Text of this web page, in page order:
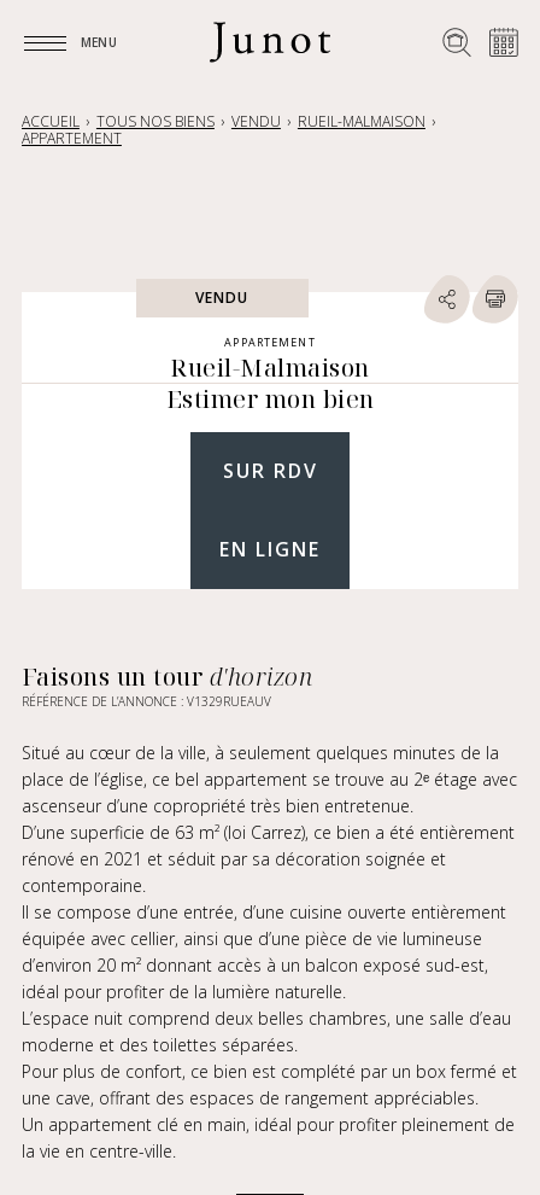
MENU
ACCUEIL TOUS NOS BIENS VENDU
RUEIL-MALMAISON
APPARTEMENT
VENDU
APPARTEMENT
Rueil-Malmaison
Estimer mon bien
SUR RDV
EN LIGNE
Faisons un tour d'horizon
RÉFÉRENCE DE L’ANNONCE : V1329RUEAUV
Situé au cœur de la ville, à seulement quelques minutes de la
place de l’église, ce bel appartement se trouve au 2ᵉ étage avec
ascenseur d’une copropriété très bien entretenue.
D’une superficie de 63 m² (loi Carrez), ce bien a été entièrement
rénové en 2021 et séduit par sa décoration soignée et
contemporaine.
Il se compose d’une entrée, d’une cuisine ouverte entièrement
équipée avec cellier, ainsi que d’une pièce de vie lumineuse
d’environ 20 m² donnant accès à un balcon exposé sud-est,
idéal pour profiter de la lumière naturelle.
L’espace nuit comprend deux belles chambres, une salle d’eau
moderne et des toilettes séparées.
Pour plus de confort, ce bien est complété par un box fermé et
une cave, offrant des espaces de rangement appréciables.
Un appartement clé en main, idéal pour profiter pleinement de
la vie en centre-ville.